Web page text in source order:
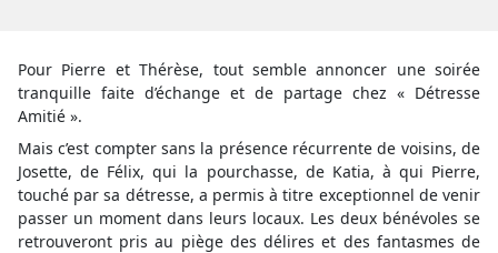
Pour Pierre et Thérèse, tout semble annoncer une soirée
tranquille faite d’échange et de partage chez « Détresse
Amitié ».
Mais c’est compter sans la présence récurrente de voisins, de
Josette, de Félix, qui la pourchasse, de Katia, à qui Pierre,
touché par sa détresse, a permis à titre exceptionnel de venir
passer un moment dans leurs locaux. Les deux bénévoles se
retrouveront pris au piège des délires et des fantasmes de